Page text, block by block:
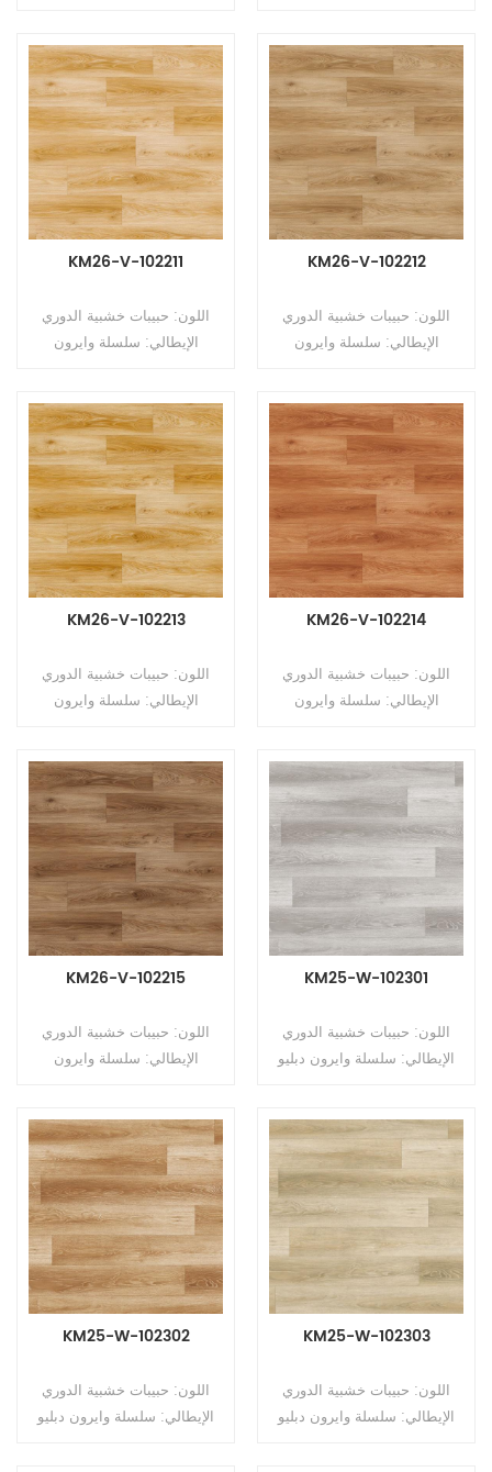
الطبقات) التنسيق: رولز الحجم:
2.6mm (T) * 2.0m (W) *
15m (L) سمك طبقة التآكل:
0.5 مم السطح: طلاء PUR
النسخ: مضغوط
الطبقات) التنسيق: رولز الحجم:
2.6mm (T) * 2.0m (W) *
15m (L) سمك طبقة التآكل:
0.5 مم السطح: طلاء PUR
النسخ: مضغوط
KM26-V-102211
اللون: حبيبات خشبية الدوري
الإيطالي: سلسلة وايرون
الطبقات) التنسيق: رولز الحجم:
2.6mm (T) * 2.0m (W) *
15m (L) سمك طبقة التآكل:
0.5 مم السطح: طلاء PUR
النسخ: مضغوط
KM26-V-102212
اللون: حبيبات خشبية الدوري
الإيطالي: سلسلة وايرون
الطبقات) التنسيق: رولز الحجم:
2.6mm (T) * 2.0m (W) *
15m (L) سمك طبقة التآكل:
0.5 مم السطح: طلاء PUR
النسخ: مضغوط
KM26-V-102213
اللون: حبيبات خشبية الدوري
الإيطالي: سلسلة وايرون
الطبقات) التنسيق: رولز الحجم:
2.6mm (T) * 2.0m (W) *
15m (L) سمك طبقة التآكل:
0.5 مم السطح: طلاء PUR
النسخ: مضغوط
KM26-V-102214
اللون: حبيبات خشبية الدوري
الإيطالي: سلسلة وايرون
الطبقات) التنسيق: رولز الحجم:
2.6mm (T) * 2.0m (W) *
15m (L) سمك طبقة التآكل:
0.5 مم السطح: طلاء PUR
KM26-V-102215
اللون: حبيبات خشبية الدوري
الإيطالي: سلسلة وايرون
الطبقات) التنسيق: رولز الحجم:
2.6mm (T) * 2.0m (W) *
15m (L) سمك طبقة التآكل:
0.5 مم السطح: طلاء PUR
النسخ: مضغوط
KM25-W-102301
اللون: حبيبات خشبية الدوري
الإيطالي: سلسلة وايرون دبليو
الطبقات) التنسيق: رولز الحجم:
(لتر) سمك طبقة التآكل: 0.5
مم السطح: طلاء PUR الدعم:
رغوة الظهر
KM25-W-102302
اللون: حبيبات خشبية الدوري
الإيطالي: سلسلة وايرون دبليو
KM25-W-102303
اللون: حبيبات خشبية الدوري
الإيطالي: سلسلة وايرون دبليو